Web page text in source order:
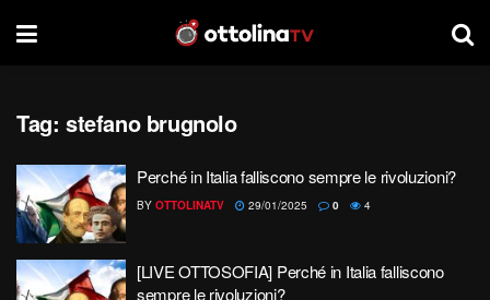
Tag: stefano brugnolo
Perché in Italia falliscono sempre le rivoluzioni?
BY OTTOLINATV 29/01/2025 0 4
[LIVE OTTOSOFIA] Perché in Italia falliscono
sempre le rivoluzioni?